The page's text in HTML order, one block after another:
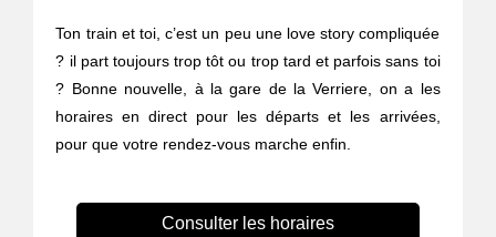
Ton train et toi, c’est un peu une love story compliquée
? il part toujours trop tôt ou trop tard et parfois sans toi
? Bonne nouvelle, à la gare de la Verriere, on a les
horaires en direct pour les départs et les arrivées,
pour que votre rendez-vous marche enfin.
Consulter les horaires